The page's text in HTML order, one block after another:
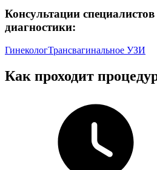
Консультации
диагностики:
ГинекологТрансвагинальное УЗИ
Как проходит